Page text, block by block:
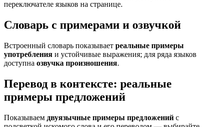
переключателе языков на странице.
Словарь с примерами и озвучкой
Встроенный словарь показывает реальные примеры
употребления и устойчивые выражения; для ряда языков
доступна озвучка произношения.
Перевод в контексте: реальные
примеры предложений
Показываем двуязычные примеры предложений с